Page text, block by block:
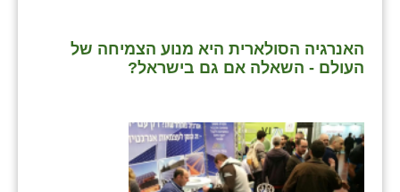
האנרגיה הסולארית היא מנוע הצמיחה של
העולם - השאלה אם גם בישראל?